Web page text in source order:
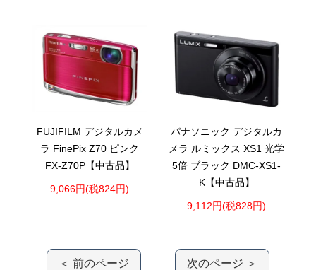
FUJIFILM デジタルカメ
ラ FinePix Z70 ピンク
FX-Z70P【中古品】
9,066円(税824円)
パナソニック デジタルカ
メラ ルミックス XS1 光学
5倍 ブラック DMC-XS1-
K【中古品】
9,112円(税828円)
＜ 前のページ 次のページ ＞